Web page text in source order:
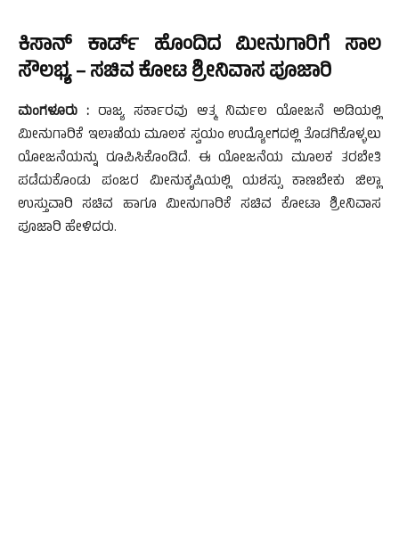
ಕಿಸಾನ್ ಕಾರ್ಡ್ ಹೊಂದಿದ ಮೀನುಗಾರಿಗೆ ಸಾಲ
ಸೌಲಭ್ಯ – ಸಚಿವ ಕೋಟ ಶ್ರೀನಿವಾಸ ಪೂಜಾರಿ
ಮಂಗಳೂರು : ರಾಜ್ಯ ಸರ್ಕಾರವು ಆತ್ಮ ನಿರ್ಮಲ ಯೋಜನೆ ಅಡಿಯಲ್ಲಿ
ಮೀನುಗಾರಿಕೆ ಇಲಾಖೆಯ ಮೂಲಕ ಸ್ವಯಂ ಉದ್ಯೋಗದಲ್ಲಿ ತೊಡಗಿಕೊಳ್ಳಲು
ಯೋಜನೆಯನ್ನು ರೂಪಿಸಿಕೊಂಡಿದೆ. ಈ ಯೋಜನೆಯ ಮೂಲಕ ತರಬೇತಿ
ಪಡೆದುಕೊಂಡು ಪಂಜರ ಮೀನುಕೃಷಿಯಲ್ಲಿ ಯಶಸ್ಸು ಕಾಣಬೇಕು ಜಿಲ್ಲಾ
ಉಸ್ತುವಾರಿ ಸಚಿವ ಹಾಗೂ ಮೀನುಗಾರಿಕೆ ಸಚಿವ ಕೋಟಾ ಶ್ರೀನಿವಾಸ
ಪೂಜಾರಿ ಹೇಳಿದರು.